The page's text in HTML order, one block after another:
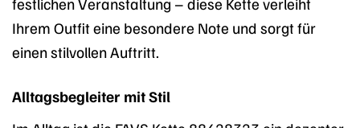
Ihrem Outfit eine besondere Note und sorgt für
einen stilvollen Auftritt.
Alltagsbegleiter mit Stil